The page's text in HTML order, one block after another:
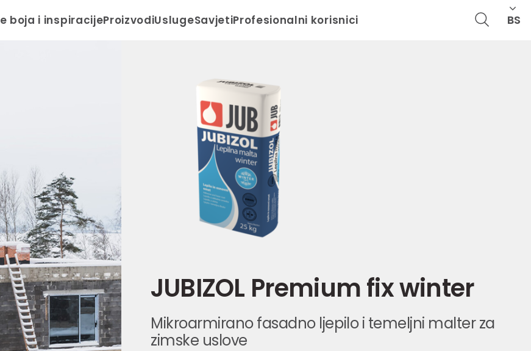
boja i inspiracijeProizvodiUslugeSavjetiProfesionalni korisnici BS
JUBIZOL Premium fix winter
Mikroarmirano fasadno ljepilo i temeljni malter za
zimske uslove